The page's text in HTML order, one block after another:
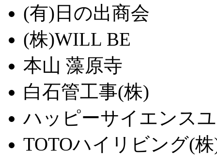
(有)日の出商会
(株)WILL BE
本山 藻原寺
白石管工事(株)
ハッピーサイエンス
TOTOハイリビング(